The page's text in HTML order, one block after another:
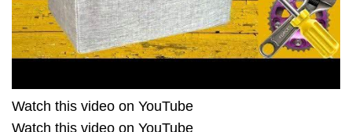
Watch this video on YouTube
Watch this video on YouTube